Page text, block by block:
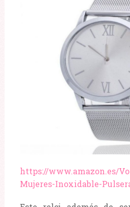
https://www.amazon.es/
Mujeres-Inoxidable-